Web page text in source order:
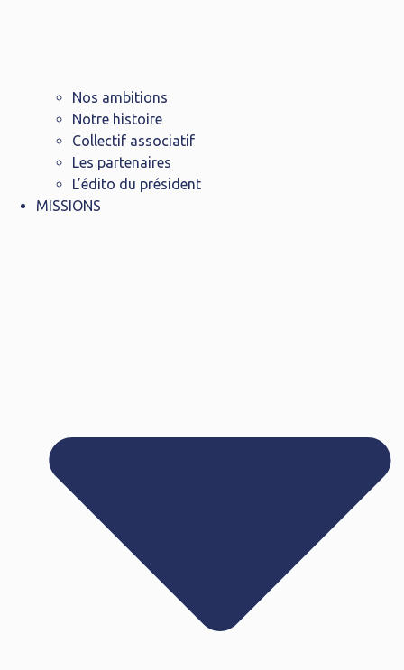
Nos ambitions
Notre histoire
Collectif associatif
Les partenaires
L’édito du président
MISSIONS